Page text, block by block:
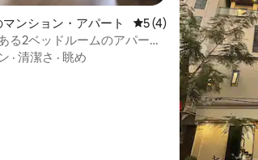
5つ星の平均評価
ンション・アパート レビュー4件、5つ星
5 (4)
る2ベッドルームのアパート
ら花火を見る
· 清潔さ · 眺め